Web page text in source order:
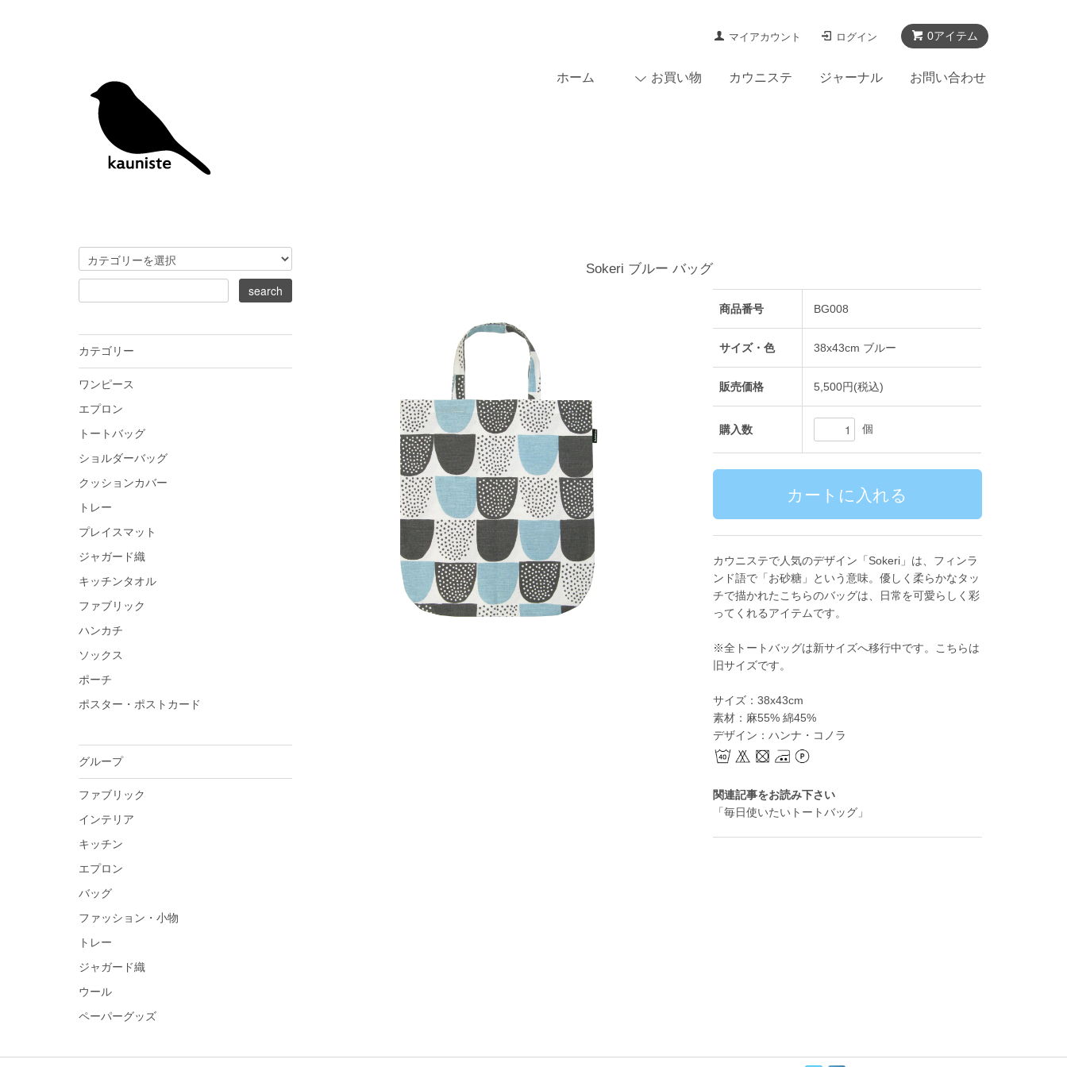
0アイテム
マイアカウント ログイン
ホーム お買い物 カウニステ ジャーナル お問い合わせ
Sokeri ブルー バッグ
商品番号 BG008
サイズ・色 38x43cm ブルー
販売価格 5,500円(税込)
購入数 個
カウニステで人気のデザイン「Sokeri」は、フィンラ
ンド語で「お砂糖」という意味。優しく柔らかなタッ
チで描かれたこちらのバッグは、日常を可愛らしく彩
ってくれるアイテムです。
※全トートバッグは新サイズへ移行中です。こちらは
旧サイズです。
サイズ：38x43cm
素材：麻55% 綿45%
デザイン：ハンナ・コノラ
関連記事をお読み下さい
「毎日使いたいトートバッグ」
カテゴリー
ワンピース
エプロン
トートバッグ
ショルダーバッグ
クッションカバー
トレー
プレイスマット
ジャガード織
キッチンタオル
ファブリック
ハンカチ
ソックス
ポーチ
ポスター・ポストカード
グループ
ファブリック
インテリア
キッチン
エプロン
バッグ
ファッション・小物
トレー
ジャガード織
ウール
ペーパーグッズ